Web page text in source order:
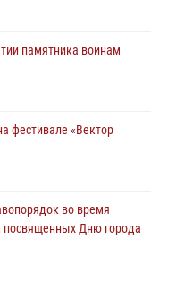
памятника воинам
фестивале «Вектор
во время
посвященных Дню города